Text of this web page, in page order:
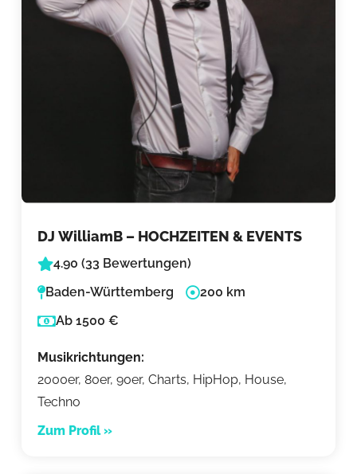
DJ WilliamB – HOCHZEITEN & EVENTS
4.90 (33 Bewertungen)
Baden-Württemberg
200 km
Ab 1500 €
Musikrichtungen:
2000er, 80er, 90er, Charts, HipHop, House,
Techno
Zum Profil »